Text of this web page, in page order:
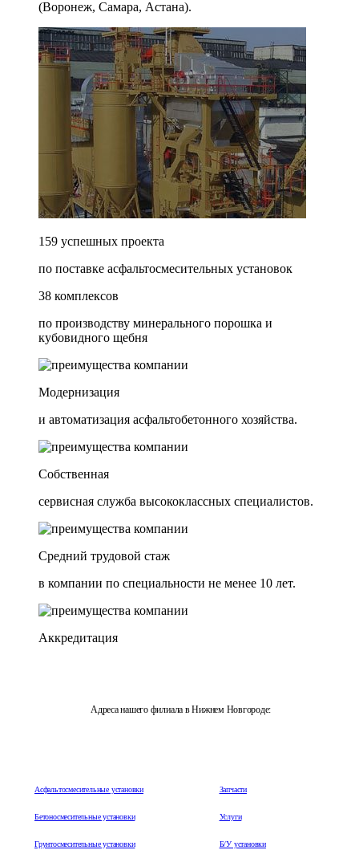
(Воронеж, Самара, Астана).
159 успешных проекта
по поставке асфальтосмесительных установок
38 комплексов
по производству минерального порошка и
кубовидного щебня
Модернизация
и автоматизация асфальтобетонного хозяйства.
Собственная
сервисная служба высококлассных специалистов.
Средний трудовой стаж
в компании по специальности не менее 10 лет.
Аккредитация
Адреса нашего филиала в Нижнем Новгороде:
Асфальтосмесительные установки
Бетоносмесительные установки
Грунтосмесительные установки
Запчасти
Услуги
Б/У установки